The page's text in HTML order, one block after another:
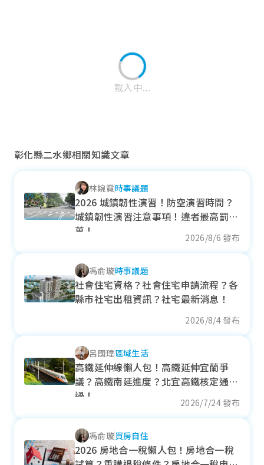
載入中...
田中鎮
近一年成交單價
各季房價趨勢
近一年成交單價
22.72萬元/坪
- 0.74%
彰化縣二水鄉相關知識文章
林婉霓時事議題
2026 城鎮韌性演習！防空演習時間？
城鎮韌性演習注意事項！違者最高罰15
萬！
2026/8/6 發布
馮俞璇時事議題
社會住宅資格？社會住宅申請流程？各
縣市社宅出租資訊？社宅最新消息！
2026/8/4 發布
呂國瑋區域生活
高鐵延伸線懶人包！高鐵延伸宜蘭爭
議？高鐵南延進度？北宜高鐵核定通
過！
2026/7/24 發布
馮俞璇買房自住
2026 房地合一稅懶人包！房地合一稅